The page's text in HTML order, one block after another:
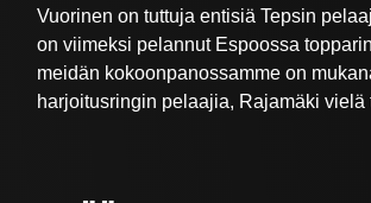
Vuorinen on tuttuja entisiä Tepsin
on viimeksi pelannut Espoossa
meidän kokoonpanossamme on
harjoitusringin pelaajia, Rajamäki vielä